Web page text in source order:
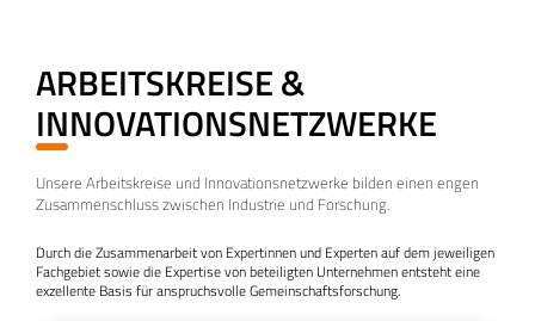
ARBEITSKREISE &
INNOVATIONSNETZWERKE
Unsere Arbeitskreise und Innovationsnetzwerke bilden einen engen
Zusammenschluss zwischen Industrie und Forschung.
Durch die Zusammenarbeit von Expertinnen und Experten auf dem jeweiligen
Fachgebiet sowie die Expertise von beteiligten Unternehmen entsteht eine
exzellente Basis für anspruchsvolle Gemeinschaftsforschung.